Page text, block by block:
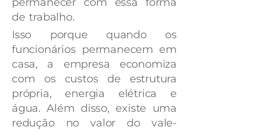
de trabalho.
Isso porque quando os
funcionários permanecem em
casa, a empresa economiza
com os custos de estrutura
própria, energia elétrica e
água. Além disso, existe uma
redução no valor do vale-